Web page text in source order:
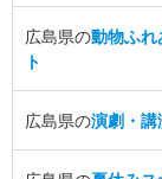
広島県の動物ふ
ト
広島県の演劇・講